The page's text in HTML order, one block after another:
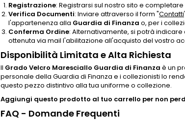
Registrazione: Registrarsi sul nostro sito e
Verifica Documenti: Inviare attraverso il form "Contatti
l'appartenenza alla Guardia di Finanza o, per i
Conferma Ordine: Alternativamente, si potrà
ottenuta via mail l'abilitazione all'acquisto del vostro
Disponibilità Limitata e Alta Richiesta
Il Grado Velcro Maresciallo Guardia di Finanza è un
personale della Guardia di Finanza e i collezionisti lo
questo pezzo distintivo alla tua uniforme o collezione.
Aggiungi questo prodotto al tuo carrello per non
FAQ - Domande Frequenti